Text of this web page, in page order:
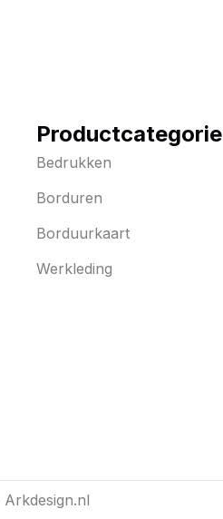
Bedrukken
Borduren
Borduurkaart
Werkleding
Arkdesign.nl